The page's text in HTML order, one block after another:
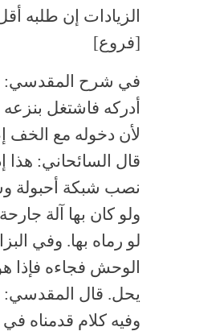
الزيادات إن طلبه
[فروع]
في شرح المقدسي:
أدركه فاشتغل
لأن دخوله مع الخف
قال السائحاني: هذا
نصب شبكة أحبولة
ولو كان بها آلة
لو رماه بها. وفي
الوحش فجاءه فإذا
يحل. قال المقدسي:
وفيه كلام قدمناه في